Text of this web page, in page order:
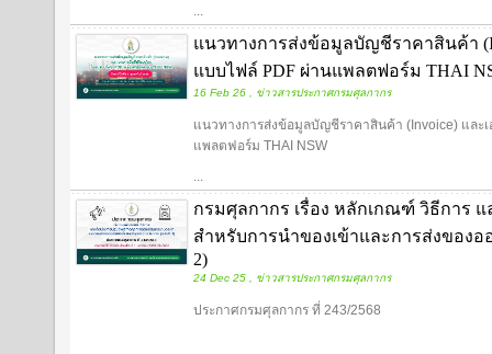
...
แนวทางการส่งข้อมูลบัญชีราคาสินค้า
แบบไฟล์ PDF ผ่านแพลตฟอร์ม THAI
16 Feb 26 , ข่าวสารประกาศกรมศุลกากร
แนวทางการส่งข้อมูลบัญชีราคาสินค้า (Invoice) และ
แพลตฟอร์ม THAI NSW
...
กรมศุลกากร เรื่อง หลักเกณฑ์ วิธีการ
สำหรับการนำของเข้าและการส่งของ
2)
24 Dec 25 , ข่าวสารประกาศกรมศุลกากร
ประกาศกรมศุลกากร ที่ 243/2568